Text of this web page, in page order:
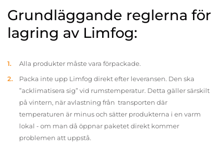
Grundläggande reglerna för
lagring av Limfog:
Alla produkter måste vara förpackade.
Packa inte upp Limfog direkt efter leveransen. Den ska
”acklimatisera sig” vid rumstemperatur. Detta gäller särskilt
på vintern, när avlastning från transporten där
temperaturen är minus och sätter produkterna i en varm
lokal - om man då öppnar paketet direkt kommer
problemen att uppstå.